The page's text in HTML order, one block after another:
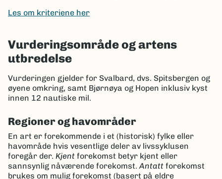
Les om kriteriene her
Vurderingsområde og artens
utbredelse
Vurderingen gjelder for Svalbard, dvs. Spitsbergen og
øyene omkring, samt Bjørnøya og Hopen inklusiv kyst
innen 12 nautiske mil.
Regioner og havområder
En art er forekommende i et (historisk) fylke eller
havområde hvis vesentlige deler av livssyklusen
foregår der. Kjent forekomst betyr kjent eller
sannsynlig nåværende forekomst.Antatt forekomst
brukes om mulig forekomst (basert på eldre